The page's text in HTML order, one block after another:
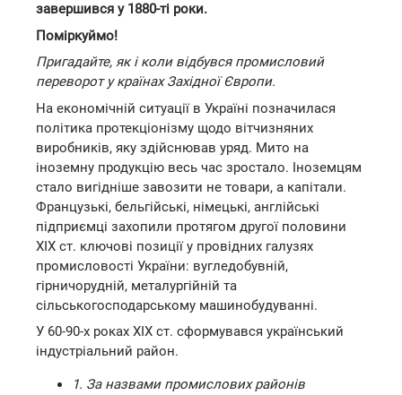
завершився у 1880-ті роки.
Поміркуймо!
Пригадайте, як і коли відбувся промисловий
переворот у країнах Західної Європи.
На економічній ситуації в Україні позначилася
політика протекціонізму щодо вітчизняних
виробників, яку здійснював уряд. Мито на
іноземну продукцію весь час зростало. Іноземцям
стало вигідніше завозити не товари, а капітали.
Французькі, бельгійські, німецькі, англійські
підприємці захопили протягом другої половини
XIX ст. ключові позиції у провідних галузях
промисловості України: вугледобувній,
гірничорудній, металургійній та
сільськогосподарському машинобудуванні.
У 60-90-х роках XIX ст. сформувався український
індустріальний район.
1. За назвами промислових районів